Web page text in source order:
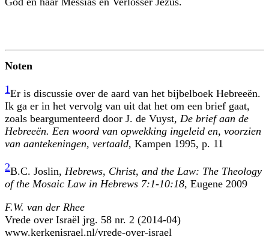
Noten
1Er is discussie over de aard van het bijbelboek Hebreeën.
Ik ga er in het vervolg van uit dat het om een brief gaat,
zoals beargumenteerd door J. de Vuyst, De brief aan de
Hebreeën. Een woord van opwekking ingeleid en, voorzien
van aantekeningen, vertaald, Kampen 1995, p. 11
2B.C. Joslin, Hebrews, Christ, and the Law: The Theology
of the Mosaic Law in Hebrews 7:1-10:18, Eugene 2009
F.W. van der Rhee
Vrede over Israël jrg. 58 nr. 2 (2014-04)
www.kerkenisrael.nl/vrede-over-israel